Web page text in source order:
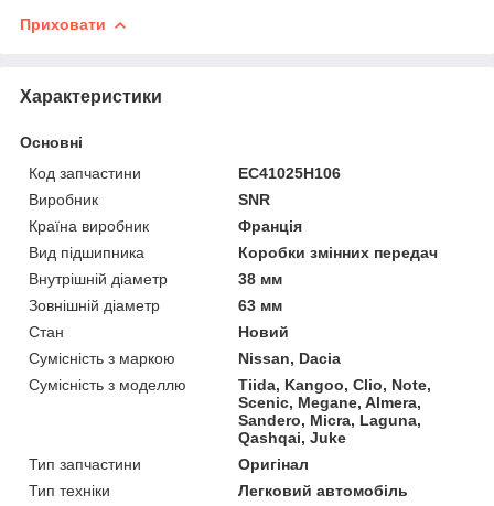
Приховати
Характеристики
Основні
Код запчастини
EC41025H106
Виробник
SNR
Країна виробник
Франція
Вид підшипника
Коробки змінних передач
Внутрішній діаметр
38 мм
Зовнішній діаметр
63 мм
Стан
Новий
Сумісність з маркою
Nissan, Dacia
Сумісність з моделлю
Tiida, Kangoo, Clio, Note,
Scenic, Megane, Almera,
Sandero, Micra, Laguna,
Qashqai, Juke
Тип запчастини
Оригінал
Тип техніки
Легковий автомобіль